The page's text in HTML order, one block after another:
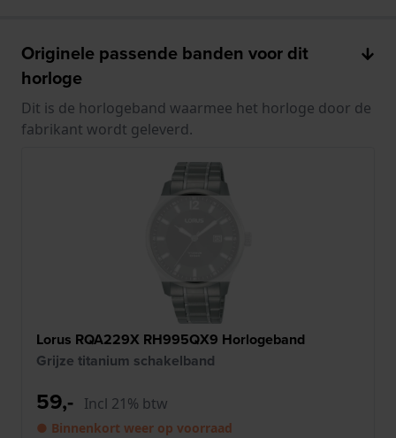
Originele passende banden voor dit
horloge
Dit is de horlogeband waarmee het horloge door de
fabrikant wordt geleverd.
Lorus RQA229X RH995QX9 Horlogeband
Grijze titanium schakelband
59,- Incl 21% btw
● Binnenkort weer op voorraad